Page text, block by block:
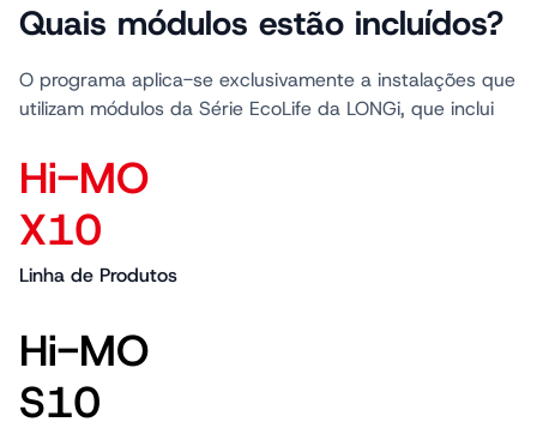
Quais módulos estão incluídos?
O programa aplica-se exclusivamente a instalações que
utilizam módulos da Série EcoLife da LONGi, que inclui
Hi-MO
X10
Linha de Produtos
Hi-MO
S10